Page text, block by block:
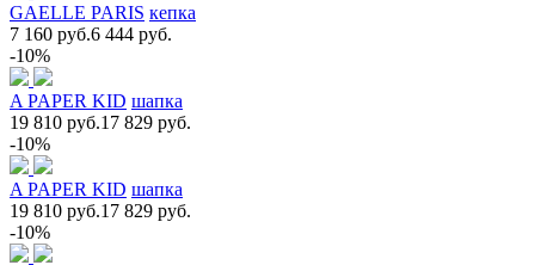
GAELLE PARIS кепка
7 160 руб.6 444 руб.
-10%
A PAPER KID шапка
19 810 руб.17 829 руб.
-10%
A PAPER KID шапка
19 810 руб.17 829 руб.
-10%